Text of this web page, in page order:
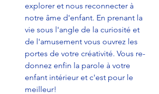
explorer et nous reconnecter à
notre âme d'enfant. En prenant la
vie sous l'angle de la curiosité et
de l'amusement vous ouvrez les
portes de votre créativité. Vous re-
donnez enfin la parole à votre
enfant intérieur et c'est pour le
meilleur!